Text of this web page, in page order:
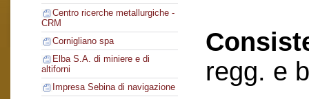
Centro ricerche metallurgiche -
CRM
Cornigliano spa
Elba S.A. di miniere e di
altiforni
Impresa Sebina di navigazione
regg. e